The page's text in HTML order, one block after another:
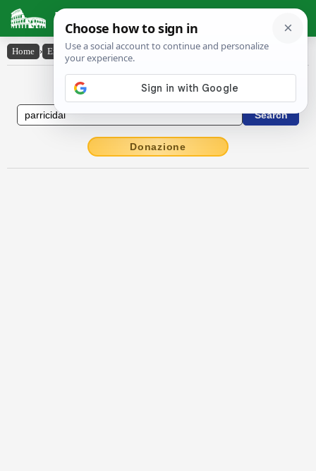
Latin Dictionary
Home › English-Latin › parricidal
English to Latin Dictionary
Donazione